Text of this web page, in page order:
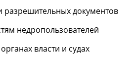
документов
недропользователей
власти и судах